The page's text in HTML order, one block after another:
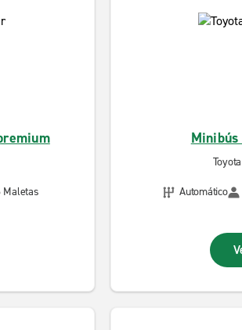
Maletas
Automático